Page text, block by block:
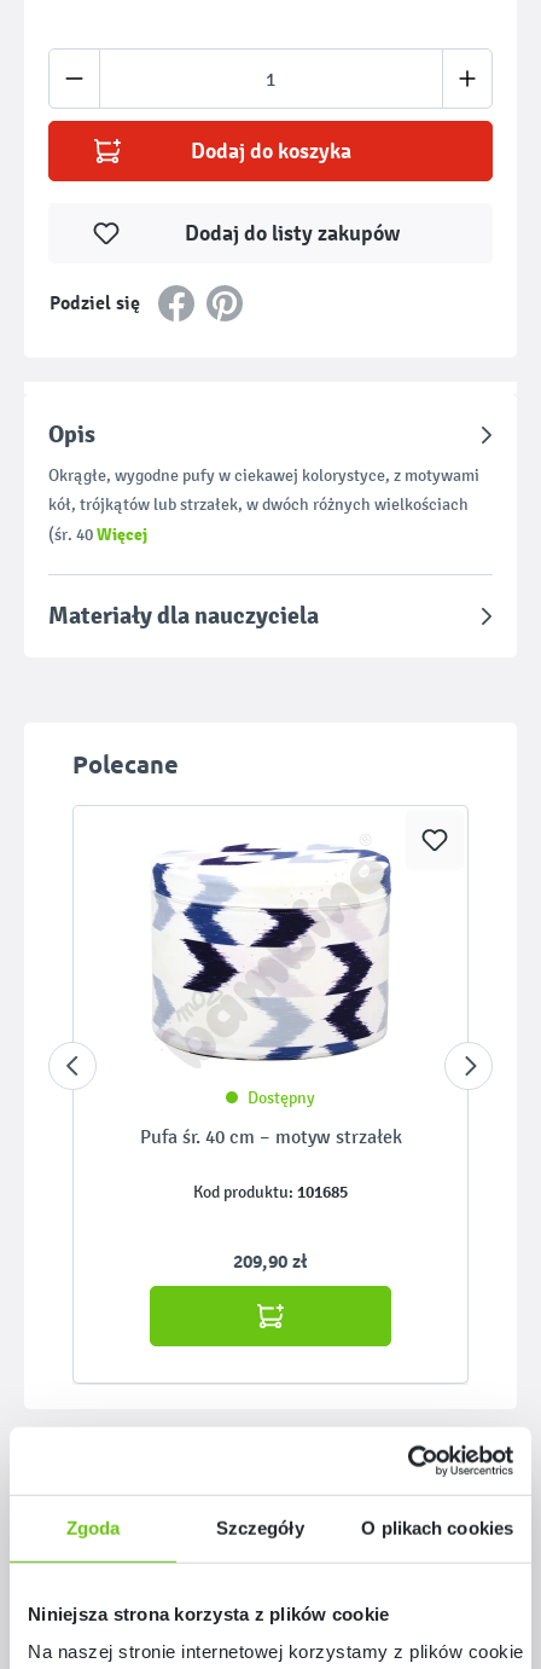
Zgoda Szczegóły O plikach cookies
Niniejsza strona korzysta z plików cookie
Na naszej stronie internetowej korzystamy z plików cookie:
Ilość produktu: Wprowadź żądaną ilość
Dodaj do koszyka
Podziel się
Dodaj do listy zakupów
Opis
Okrągłe, wygodne pufy w ciekawej kolorystyce, z motywami
kół, trójkątów lub strzałek, w dwóch różnych wielkościach
(śr. 40Więcej
Materiały dla nauczyciela
Pomiń galerię produktów
Polecane
Dostępny
Pufa śr. 40 cm – motyw strzałek
Kod produktu: 101685
209,90 zł